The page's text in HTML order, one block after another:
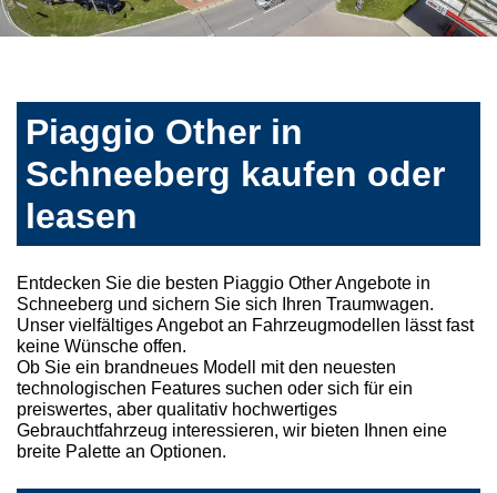
Piaggio Other in
Schneeberg kaufen oder
leasen
Entdecken Sie die besten Piaggio Other Angebote in
Schneeberg und sichern Sie sich Ihren Traumwagen.
Unser vielfältiges Angebot an Fahrzeugmodellen lässt fast
keine Wünsche offen.
Ob Sie ein brandneues Modell mit den neuesten
technologischen Features suchen oder sich für ein
preiswertes, aber qualitativ hochwertiges
Gebrauchtfahrzeug interessieren, wir bieten Ihnen eine
breite Palette an Optionen.